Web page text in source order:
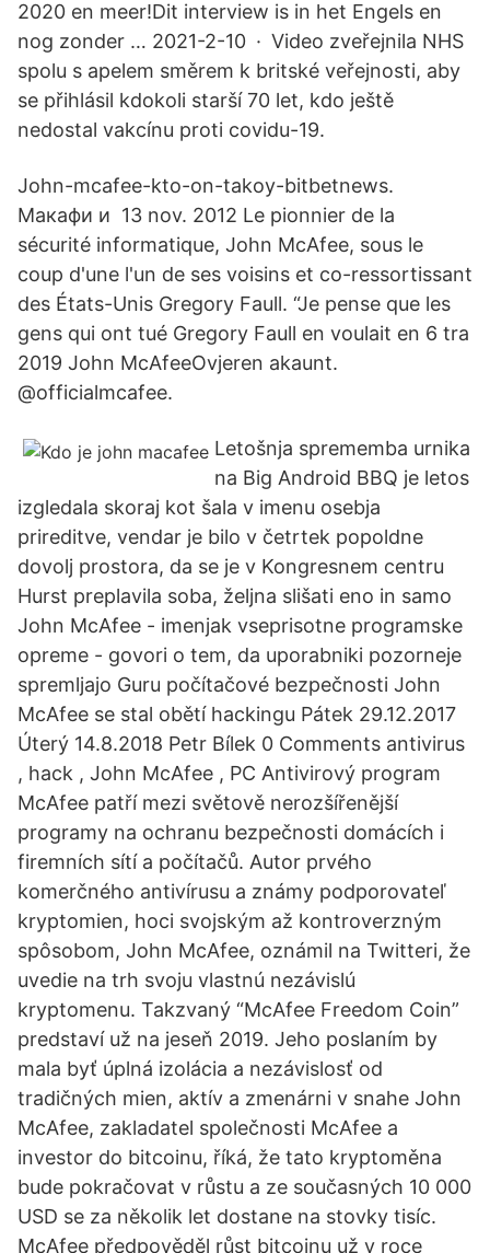
2020 en meer!Dit interview is in het Engels en
nog zonder … 2021-2-10 · Video zveřejnila NHS
spolu s apelem směrem k britské veřejnosti, aby
se přihlásil kdokoli starší 70 let, kdo ještě
nedostal vakcínu proti covidu-19.
John-mcafee-kto-on-takoy-bitbetnews.
Макафи и 13 nov. 2012 Le pionnier de la
sécurité informatique, John McAfee, sous le
coup d'une l'un de ses voisins et co-ressortissant
des États-Unis Gregory Faull. “Je pense que les
gens qui ont tué Gregory Faull en voulait en 6 tra
2019 John McAfeeOvjeren akaunt.
@officialmcafee.
Letošnja sprememba urnika
na Big Android BBQ je letos
izgledala skoraj kot šala v imenu osebja
prireditve, vendar je bilo v četrtek popoldne
dovolj prostora, da se je v Kongresnem centru
Hurst preplavila soba, željna slišati eno in samo
John McAfee - imenjak vseprisotne programske
opreme - govori o tem, da uporabniki pozorneje
spremljajo Guru počítačové bezpečnosti John
McAfee se stal obětí hackingu Pátek 29.12.2017
Úterý 14.8.2018 Petr Bílek 0 Comments antivirus
, hack , John McAfee , PC Antivirový program
McAfee patří mezi světově nerozšířenější
programy na ochranu bezpečnosti domácích i
firemních sítí a počítačů. Autor prvého
komerčného antivírusu a známy podporovateľ
kryptomien, hoci svojským až kontroverzným
spôsobom, John McAfee, oznámil na Twitteri, že
uvedie na trh svoju vlastnú nezávislú
kryptomenu. Takzvaný “McAfee Freedom Coin”
predstaví už na jeseň 2019. Jeho poslaním by
mala byť úplná izolácia a nezávislosť od
tradičných mien, aktív a zmenárni v snahe John
McAfee, zakladatel společnosti McAfee a
investor do bitcoinu, říká, že tato kryptoměna
bude pokračovat v růstu a ze současných 10 000
USD se za několik let dostane na stovky tisíc.
McAfee předpověděl růst bitcoinu už v roce